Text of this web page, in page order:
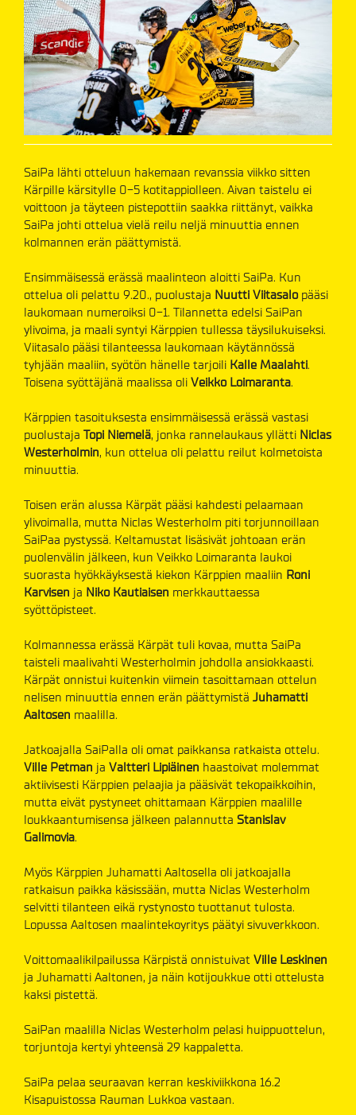
SaiPa lähti otteluun hakemaan revanssia viikko sitten
Kärpille kärsitylle 0-5 kotitappiolleen. Aivan taistelu ei
voittoon ja täyteen pistepottiin saakka riittänyt, vaikka
SaiPa johti ottelua vielä reilu neljä minuuttia ennen
kolmannen erän päättymistä.
Ensimmäisessä erässä maalinteon aloitti SaiPa. Kun
ottelua oli pelattu 9.20., puolustaja Nuutti Viitasalo pääsi
laukomaan numeroiksi 0-1. Tilannetta edelsi SaiPan
ylivoima, ja maali syntyi Kärppien tullessa täysilukuiseksi.
Viitasalo pääsi tilanteessa laukomaan käytännössä
tyhjään maaliin, syötön hänelle tarjoili Kalle Maalahti.
Toisena syöttäjänä maalissa oli Veikko Loimaranta.
Kärppien tasoituksesta ensimmäisessä erässä vastasi
puolustaja Topi Niemelä, jonka rannelaukaus yllätti Niclas
Westerholmin, kun ottelua oli pelattu reilut kolmetoista
minuuttia.
Toisen erän alussa Kärpät pääsi kahdesti pelaamaan
ylivoimalla, mutta Niclas Westerholm piti torjunnoillaan
SaiPaa pystyssä. Keltamustat lisäsivät johtoaan erän
puolenvälin jälkeen, kun Veikko Loimaranta laukoi
suorasta hyökkäyksestä kiekon Kärppien maaliin Roni
Karvisen ja Niko Kautiaisen merkkauttaessa
syöttöpisteet.
Kolmannessa erässä Kärpät tuli kovaa, mutta SaiPa
taisteli maalivahti Westerholmin johdolla ansiokkaasti.
Kärpät onnistui kuitenkin viimein tasoittamaan ottelun
nelisen minuuttia ennen erän päättymistä Juhamatti
Aaltosen maalilla.
Jatkoajalla SaiPalla oli omat paikkansa ratkaista ottelu.
Ville Petman ja Valtteri Lipiäinen haastoivat molemmat
aktiivisesti Kärppien pelaajia ja pääsivät tekopaikkoihin,
mutta eivät pystyneet ohittamaan Kärppien maalille
loukkaantumisensa jälkeen palannutta Stanislav
Galimovia.
Myös Kärppien Juhamatti Aaltosella oli jatkoajalla
ratkaisun paikka käsissään, mutta Niclas Westerholm
selvitti tilanteen eikä rystynosto tuottanut tulosta.
Lopussa Aaltosen maalintekoyritys päätyi sivuverkkoon.
Voittomaalikilpailussa Kärpistä onnistuivat Ville Leskinen
ja Juhamatti Aaltonen, ja näin kotijoukkue otti ottelusta
kaksi pistettä.
SaiPan maalilla Niclas Westerholm pelasi huippuottelun,
torjuntoja kertyi yhteensä 29 kappaletta.
SaiPa pelaa seuraavan kerran keskiviikkona 16.2
Kisapuistossa Rauman Lukkoa vastaan.